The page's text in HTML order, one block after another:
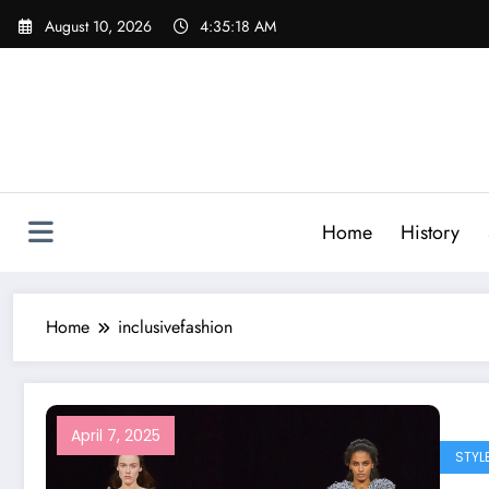
Skip
August 10, 2026 4:35:18 AM
Home History
Home inclusivefashion
April 7, 2025